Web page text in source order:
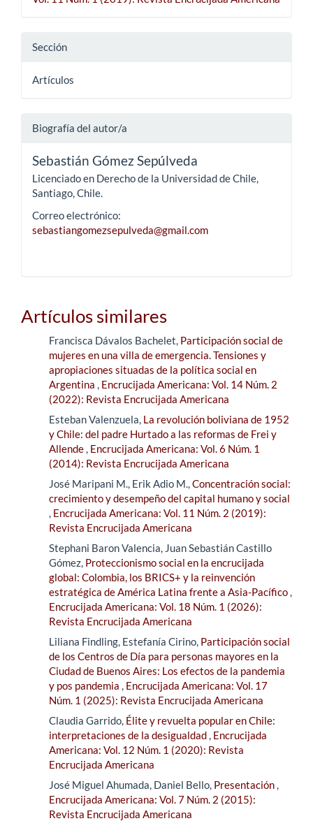
Sección
Artículos
Biografía del autor/a
Sebastián Gómez Sepúlveda
Licenciado en Derecho de la Universidad de Chile,
Santiago, Chile.
Correo electrónico:
sebastiangomezsepulveda@gmail.com
Artículos similares
Francisca Dávalos Bachelet, Participación social de
mujeres en una villa de emergencia. Tensiones y
apropiaciones situadas de la política social en
Argentina , Encrucijada Americana: Vol. 14 Núm. 2
(2022): Revista Encrucijada Americana
Esteban Valenzuela, La revolución boliviana de 1952
y Chile: del padre Hurtado a las reformas de Frei y
Allende, Encrucijada Americana: Vol. 6 Núm. 1
(2014): Revista Encrucijada Americana
José Maripani M., Erik Adio M.,Concentración social:
crecimiento y desempeño del capital humano y social
, Encrucijada Americana: Vol. 11 Núm. 2 (2019):
Revista Encrucijada Americana
Stephani Baron Valencia, Juan Sebastián Castillo
Gómez, Proteccionismo social en la encrucijada
global: Colombia, los BRICS+ y la reinvención
estratégica de América Latina frente a Asia-Pacífico,
Encrucijada Americana: Vol. 18 Núm. 1 (2026):
Revista Encrucijada Americana
Liliana Findling, Estefanía Cirino, Participación social
de los Centros de Día para personas mayores en la
Ciudad de Buenos Aires: Los efectos de la pandemia
y pos pandemia , Encrucijada Americana: Vol. 17
Núm. 1 (2025): Revista Encrucijada Americana
Claudia Garrido, Élite y revuelta popular en Chile:
interpretaciones de la desigualdad, Encrucijada
Americana: Vol. 12 Núm. 1 (2020): Revista
Encrucijada Americana
José Miguel Ahumada, Daniel Bello, Presentación,
Encrucijada Americana: Vol. 7 Núm. 2 (2015):
Revista Encrucijada Americana